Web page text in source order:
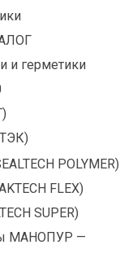
и герметики
POLYMER)
FLEX)
SUPER)
МАНОПУР —